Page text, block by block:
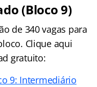
(Bloco 9)
de 340 vagas para
Clique aqui
gratuito:
9: Intermediário